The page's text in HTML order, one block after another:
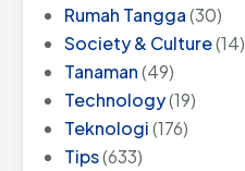
Rumah Tangga(30)
Society & Culture(14)
Tanaman(49)
Technology(19)
Teknologi(176)
Tips(633)